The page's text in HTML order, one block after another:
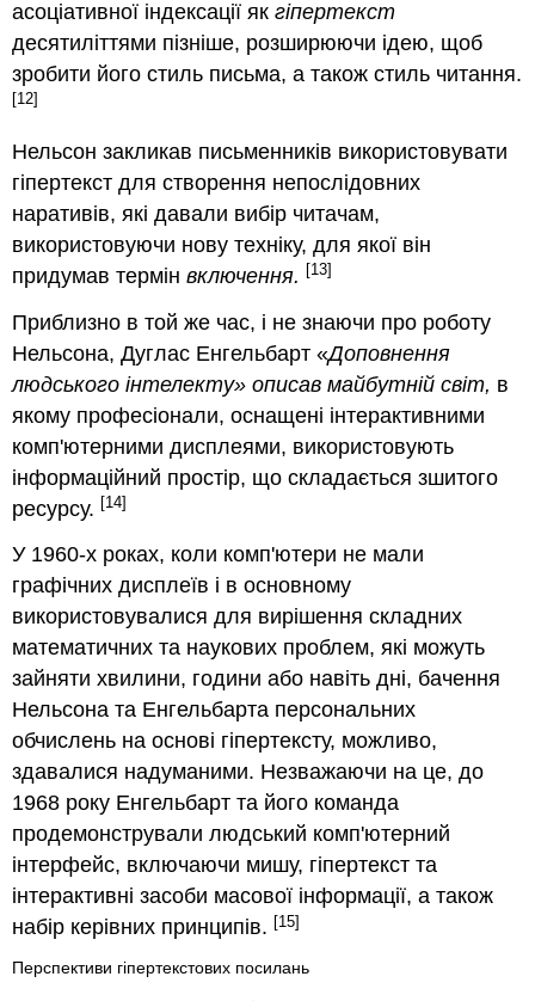
асоціативної індексації якгіпертекст
десятиліттями пізніше, розширюючи ідею, щоб
зробити його стиль письма, а також стиль читання.
[12]
Нельсон закликав письменників використовувати
гіпертекст для створення непослідовних
наративів, які давали вибір читачам,
використовуючи нову техніку, для якої він
придумав термінвключення. [13]
Приблизно в той же час, і не знаючи про роботу
Нельсона,Дуглас Енгельбарт «Доповнення
людського інтелекту» описав майбутній світ, в
якому професіонали, оснащені інтерактивними
комп'ютерними дисплеями, використовують
інформаційний простір, що складається зшитого
ресурсу. [14]
У 1960-х роках, коли комп'ютери не мали
графічних дисплеїв і в основному
використовувалися для вирішення складних
математичних та наукових проблем, які можуть
зайняти хвилини, години або навіть дні, бачення
Нельсона та Енгельбарта персональних
обчислень на основі гіпертексту, можливо,
здавалися надуманими. Незважаючи на це, до
1968 року Енгельбарт та його команда
продемонстрували людський комп'ютерний
інтерфейс, включаючи мишу, гіпертекст та
інтерактивні засоби масової інформації, а також
набір керівних принципів. [15]
Перспективи гіпертекстових посилань